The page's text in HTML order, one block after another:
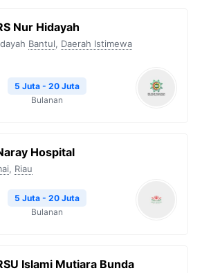
Nur Hidayah
Bantul, Daerah Istimewa
5 Juta - 20 Juta
Bulanan
Hospital
, Riau
5 Juta - 20 Juta
Bulanan
Islami Mutiara Bunda